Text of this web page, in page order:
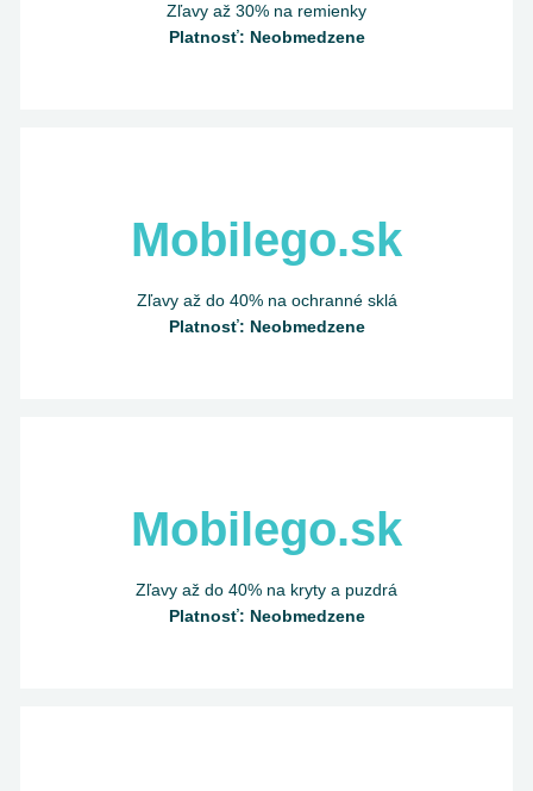
Zľavy až 30% na remienky
Platnosť: Neobmedzene
Mobilego.sk
Zľavy až do 40% na ochranné sklá
Platnosť: Neobmedzene
Mobilego.sk
Zľavy až do 40% na kryty a puzdrá
Platnosť: Neobmedzene